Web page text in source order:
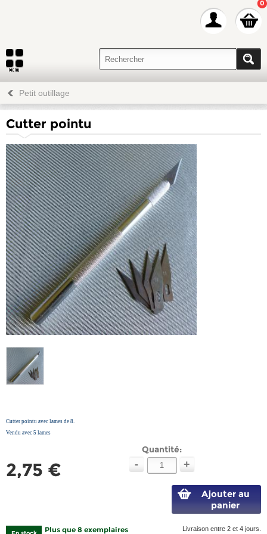
0
Petit outillage
Cutter pointu
Cutter pointu avec lames de 8.
Vendu avec 5 lames
2,75 €
Quantité:
- +
Ajouter au
panier
Plus que 8 exemplaires
Livraison entre 2 et 4 jours.